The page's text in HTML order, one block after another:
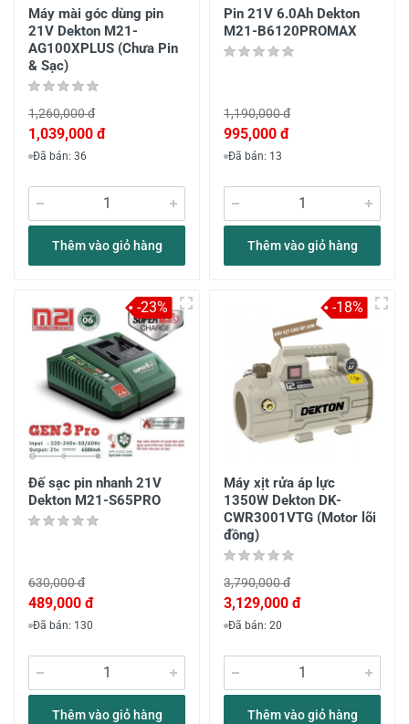
Máy mài góc dùng pin
21V Dekton M21-
AG100XPLUS (Chưa Pin
& Sạc)
1,260,000 đ
1,039,000 đ
Đã bán: 36
Thêm vào giỏ hàng
Pin 21V 6.0Ah Dekton
M21-B6120PROMAX
1,190,000 đ
995,000 đ
Đã bán: 13
Thêm vào giỏ hàng
Đế sạc pin nhanh 21V
Dekton M21-S65PRO
630,000 đ
489,000 đ
Đã bán: 130
Thêm vào giỏ hàng
-23%
Máy xịt rửa áp lực
1350W Dekton DK-
CWR3001VTG (Motor lõi
đồng)
3,790,000 đ
3,129,000 đ
Đã bán: 20
Thêm vào giỏ hàng
-18%